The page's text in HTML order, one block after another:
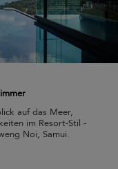
auf das Meer,
im Resort-Stil -
Noi, Samui.